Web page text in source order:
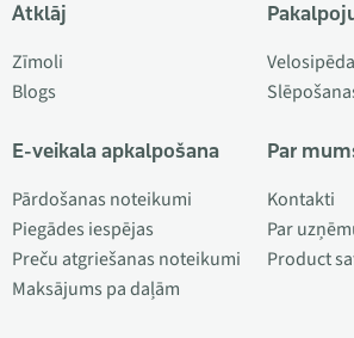
Atklāj
Zīmoli
Blogs
E-veikala apkalpošana
Pārdošanas noteikumi
Piegādes iespējas
Preču atgriešanas noteikumi
Maksājums pa daļām
Par
Kontakti
Par
Product